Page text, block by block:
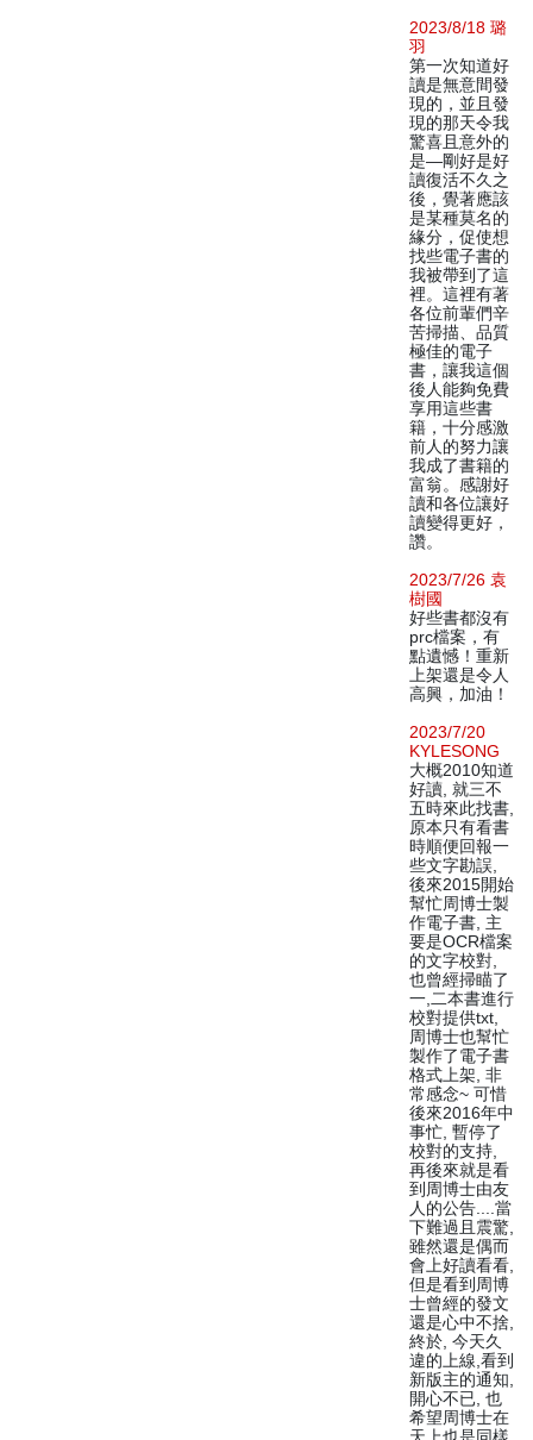
2023/8/18 璐
羽
第一次知道好
讀是無意間發
現的，並且發
現的那天令我
驚喜且意外的
是—剛好是好
讀復活不久之
後，覺著應該
是某種莫名的
緣分，促使想
找些電子書的
我被帶到了這
裡。這裡有著
各位前輩們辛
苦掃描、品質
極佳的電子
書，讓我這個
後人能夠免費
享用這些書
籍，十分感激
前人的努力讓
我成了書籍的
富翁。感謝好
讀和各位讓好
讀變得更好，
讚。
2023/7/26 袁
樹國
好些書都沒有
prc檔案，有
點遺憾！重新
上架還是令人
高興，加油！
2023/7/20
KYLESONG
大概2010知道
好讀, 就三不
五時來此找書,
原本只有看書
時順便回報一
些文字勘誤,
後來2015開始
幫忙周博士製
作電子書, 主
要是OCR檔案
的文字校對,
也曾經掃瞄了
一,二本書進行
校對提供txt,
周博士也幫忙
製作了電子書
格式上架, 非
常感念~ 可惜
後來2016年中
事忙, 暫停了
校對的支持,
再後來就是看
到周博士由友
人的公告....當
下難過且震驚,
雖然還是偶而
會上好讀看看,
但是看到周博
士曾經的發文
還是心中不捨,
終於, 今天久
違的上線,看到
新版主的通知,
開心不已, 也
希望周博士在